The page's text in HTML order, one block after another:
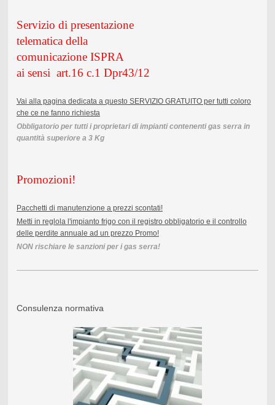
Servizio di presentazione
telematica della
comunicazione ISPRA
ai sensi art.16 c.1 Dpr43/12
Vai alla pagina dedicata a questo SERVIZIO GRATUITO per tutti coloro
che ce ne fanno richiesta
Obbligatorio per tutti i proprietari di impianti contenenti gas serra in
quantità superiore a 3 Kg
Promozioni!
Pacchetti di manutenzione a prezzi scontati!
Metti in reglola l'impianto frigo con il registro obbligatorio e il controllo
delle perdite annuale ad un prezzo Promo!
NON rischiare le sanzioni per i gas serra!
Consulenza normativa